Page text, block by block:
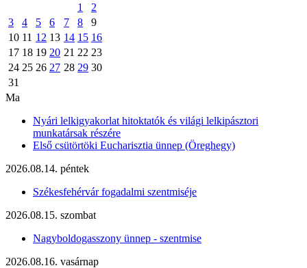
1
2
3
4 5 6 7 8
9
10 11 12 13 14 15 16
17 18 19 20 21 22 23
24 25 26 27 28 29 30
31
Ma
Nyári lelkigyakorlat hitoktatók és világi lelkipásztori
munkatársak részére
Első csütörtöki Eucharisztia ünnep (Öreghegy)
2026.08.14. péntek
Székesfehérvár fogadalmi szentmiséje
2026.08.15. szombat
Nagyboldogasszony ünnep - szentmise
2026.08.16. vasárnap